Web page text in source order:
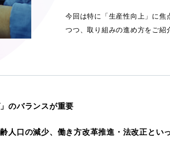
今回は特に「生産性向上」に焦
つつ、取り組みの進め方をご紹
のバランスが重要
人口の減少、働き方改革推進・法改正とい